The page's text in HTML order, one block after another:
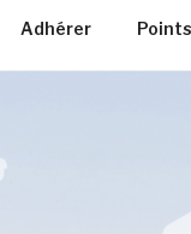
Adhérer